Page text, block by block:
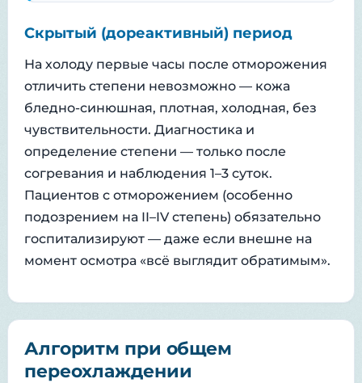
Скрытый (дореактивный) период
На холоду первые часы после отморожения
отличить степени невозможно — кожа
бледно-синюшная, плотная, холодная, без
чувствительности. Диагностика и
определение степени — только после
согревания и наблюдения 1–3 суток.
Пациентов с отморожением (особенно
подозрением на II–IV степень) обязательно
госпитализируют — даже если внешне на
момент осмотра «всё выглядит обратимым».
Алгоритм при общем
переохлаждении